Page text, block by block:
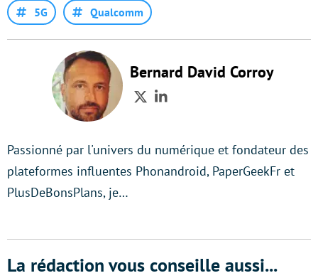
5G Qualcomm
Bernard David Corroy
TwitterLinkedIn
Passionné par l'univers du numérique et fondateur des
plateformes influentes Phonandroid, PaperGeekFr et
PlusDeBonsPlans, je…
La rédaction vous conseille aussi...